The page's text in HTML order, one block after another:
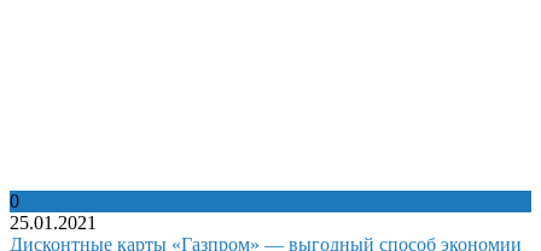
0
25.01.2021
Дисконтные карты «Газпром» — выгодный способ экономии